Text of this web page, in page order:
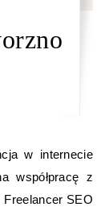
w internecie
współpracę z
SEO